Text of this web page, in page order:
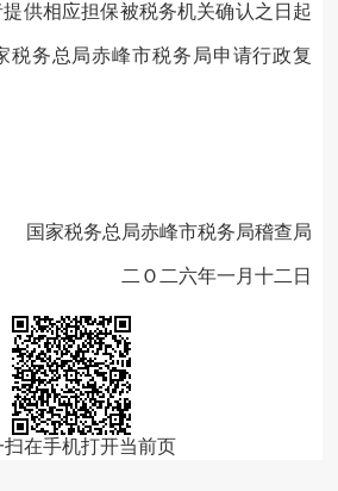
供相应担保被税务机关确认之日起
税务总局赤峰市税务局申请行政复
国家税务总局赤峰市税务局稽查局
二Ｏ二六年一月十二日
扫在手机打开当前页